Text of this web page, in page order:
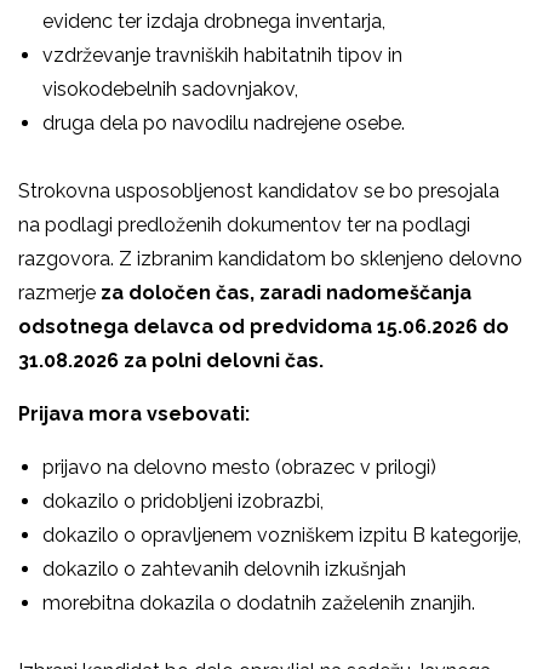
evidenc ter izdaja drobnega inventarja,
vzdrževanje travniških habitatnih tipov in
visokodebelnih sadovnjakov,
druga dela po navodilu nadrejene osebe.
Strokovna usposobljenost kandidatov se bo presojala
na podlagi predloženih dokumentov ter na podlagi
razgovora. Z izbranim kandidatom bo sklenjeno delovno
razmerje za določen čas, zaradi nadomeščanja
odsotnega delavca od predvidoma 15.06.2026 do
31.08.2026 za polni delovni čas.
Prijava mora vsebovati:
prijavo na delovno mesto (obrazec v prilogi)
dokazilo o pridobljeni izobrazbi,
dokazilo o opravljenem vozniškem izpitu B kategorije,
dokazilo o zahtevanih delovnih izkušnjah
morebitna dokazila o dodatnih zaželenih znanjih.